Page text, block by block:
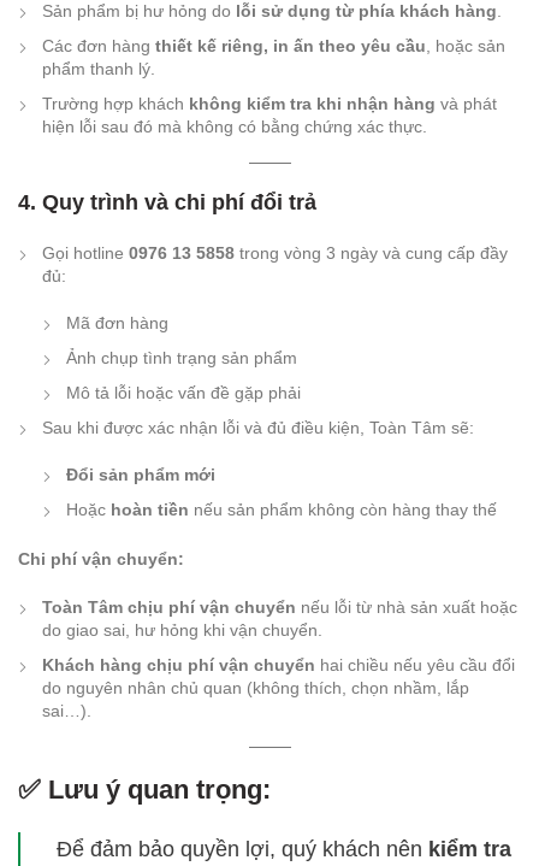
Sản phẩm bị hư hỏng do lỗi sử dụng từ phía khách hàng
Các đơn hàng thiết kế riêng, in ấn theo yêu cầu , hoặc sản
phẩm thanh lý.
Trường hợp khách không kiểm tra khi nhận hàng và phát
hiện lỗi sau đó mà không có bằng chứng xác thực.
4. Quy trình và chi phí đổi trả
Gọi hotline 0976 13 5858 trong vòng 3 ngày và cung cấp đầy
đủ:
Mã đơn hàng
Ảnh chụp tình trạng sản phẩm
Mô tả lỗi hoặc vấn đề gặp phải
Sau khi được xác nhận lỗi và đủ điều kiện, Toàn Tâm sẽ:
Đổi sản phẩm mới
Hoặc hoàn tiền nếu sản phẩm không còn hàng thay thế
Chi phí vận chuyển:
Toàn Tâm chịu phí vận chuyển nếu lỗi từ nhà sản xuất hoặc
do giao sai, hư hỏng khi vận chuyển.
Khách hàng chịu phí vận chuyển hai chiều nếu yêu cầu đổi
do nguyên nhân chủ quan (không thích, chọn nhầm, lắp
sai…).
✅ Lưu ý quan trọng:
Để đảm bảo quyền lợi, quý khách nên kiểm tra